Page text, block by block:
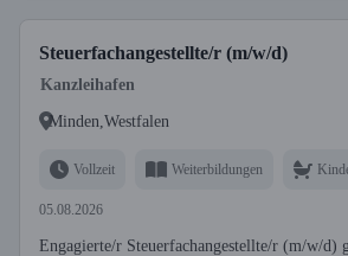
Steuerfachangestellte/r (m/w/d)
Kanzleihafen
Minden,Westfalen
Vollzeit Weiterbildungen
05.08.2026
Engagierte/r Steuerfachangestellte/r (m/w/d)